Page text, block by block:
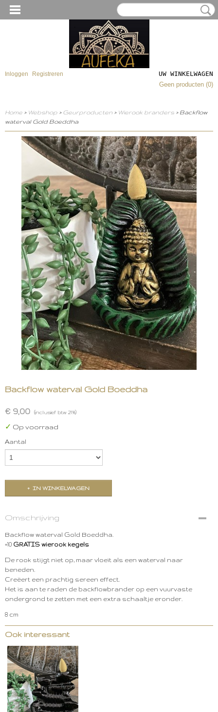
Inloggen Registreren
UW WINKELWAGEN
Geen producten (0)
Home > Webshop > Geurproducten > Wierook branders > Backflow
waterval Gold Boeddha
Backflow waterval Gold Boeddha
€ 9,00 (inclusief btw 21%)
✓ Op voorraad
Aantal
IN WINKELWAGEN
Omschrijving
Backflow waterval Gold Boeddha.
+10 GRATIS wierook kegels
De rook stijgt niet op, maar vloeit als een waterval naar
beneden.
Creëert een prachtig sereen effect.
Het is aan te raden de backflowbrander op een vuurvaste
ondergrond te zetten met een extra schaaltje eronder.
8 cm
Ook interessant